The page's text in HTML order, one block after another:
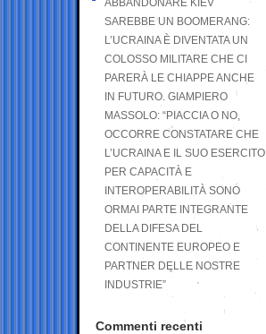
ABBANDONARE KIEV
SAREBBE UN BOOMERANG:
L’UCRAINA È DIVENTATA UN
COLOSSO MILITARE CHE CI
PARERÀ LE CHIAPPE ANCHE
IN FUTURO. GIAMPIERO
MASSOLO: “PIACCIA O NO,
OCCORRE CONSTATARE CHE
L’UCRAINA E IL SUO ESERCITO
PER CAPACITÀ E
INTEROPERABILITÀ SONO
ORMAI PARTE INTEGRANTE
DELLA DIFESA DEL
CONTINENTE EUROPEO E
PARTNER DELLE NOSTRE
INDUSTRIE”
Commenti recenti